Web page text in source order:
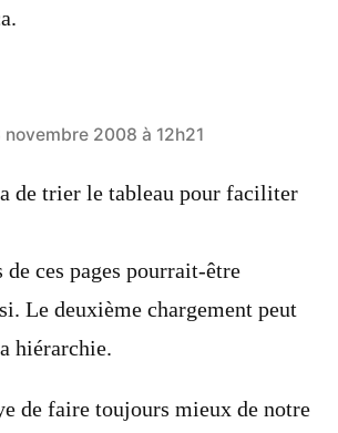
novembre 2008 à 12h21
de trier le tableau pour faciliter
ces pages pourrait-être
Le deuxième chargement peut
hiérarchie.
de faire toujours mieux de notre